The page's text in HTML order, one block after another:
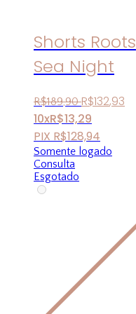
Shorts Roots
Sea Night
R$189,90 R$132,93
10xR$13,29
PIX R$128,94
Somente logado
Consulta
Esgotado